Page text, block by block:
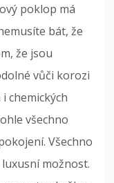
poklop má
bát, že
že jsou
vůči korozi
chemických
všechno
Všechno
možnost.